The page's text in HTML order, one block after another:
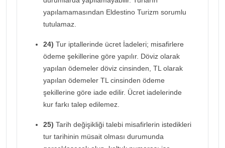
yapılamamasından Eldestino Turizm sorumlu
tutulamaz.
24) Tur iptallerinde ücret İadeleri; misafirlere
ödeme şekillerine göre yapılır. Döviz olarak
yapılan ödemeler döviz cinsinden, TL olarak
yapılan ödemeler TL cinsinden ödeme
şekillerine göre iade edilir. Ücret iadelerinde
kur farkı talep edilemez.
25) Tarih değişikliği talebi misafirlerin istedikleri
tur tarihinin müsait olması durumunda